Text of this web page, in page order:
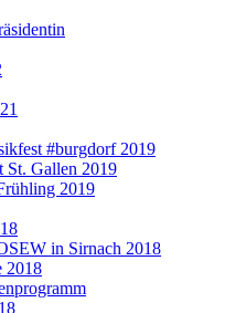
#burgdorf 2019
St. Gallen 2019
2019
in Sirnach 2018
2018